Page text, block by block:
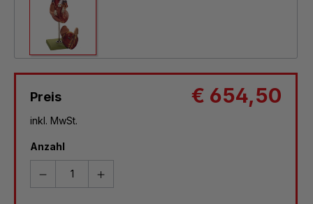
Preis € 654,50
inkl. MwSt.
Anzahl